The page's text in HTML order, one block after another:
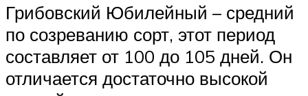
Грибовский Юбилейный – средний
по созреванию сорт, этот период
составляет от 100 до 105 дней. Он
отличается достаточно высокой